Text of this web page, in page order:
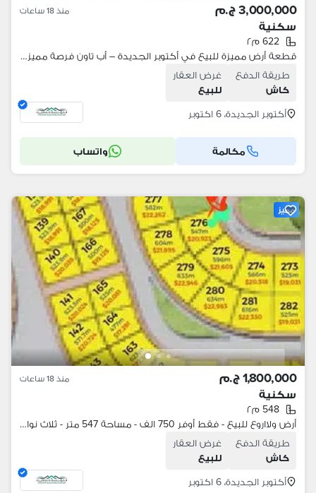
3,000,000 ج.م منذ 18 ساعات
سكنية
622 م٢
قطعة أرض مميزة للبيع في أكتوبر الجديدة – أب تاون فرصة مميزة لامتلاك قطعة أرض بمساحة كبيرة في موقع راقٍ ومناسب للسكن والاستثمار - خطوات للمونوريل
طريقة الدفع
كاش
غرض العقار
للبيع
أكتوبر الجديدة، 6 اكتوبر
مكالمة واتساب
مميز
1,800,000 ج.م منذ 18 ساعات
سكنية
548 م٢
أرض ولااروع للبيع - فقط أوفر 750 الف - مساحة 547 متر - ثلاث نواصى على جاردن ومعها جاردن حق انتفاع وخطوات من رئيسي المطار - مسلسل 6 - بيت وطن
طريقة الدفع
كاش
غرض العقار
للبيع
أكتوبر الجديدة، 6 اكتوبر